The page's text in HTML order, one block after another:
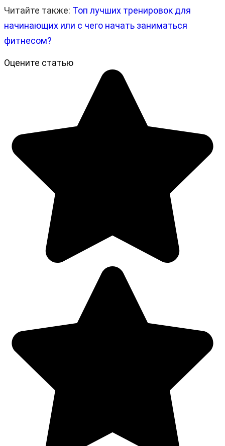
Читайте также: Топ лучших тренировок для
начинающих или с чего начать заниматься
фитнесом?
Оцените статью